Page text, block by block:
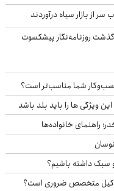
از بازار سیاه درآوردند
روزنامه‌نگار پیشکسوت
کسب‌وکار شما مناسب‌تر است؟
ویژگی ها را باید بلد باشد
داشته باشیم؟
وکیل متخصص ضروری است؟